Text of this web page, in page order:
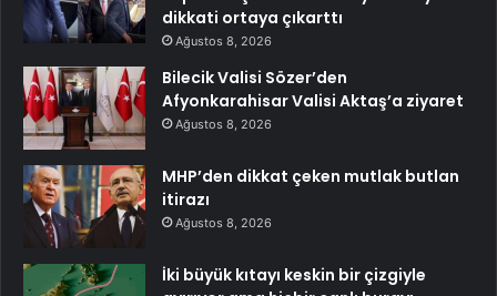
dikkati ortaya çıkarttı
Ağustos 8, 2026
Bilecik Valisi Sözer’den
Afyonkarahisar Valisi Aktaş’a ziyaret
Ağustos 8, 2026
MHP’den dikkat çeken mutlak butlan
itirazı
Ağustos 8, 2026
İki büyük kıtayı keskin bir çizgiyle